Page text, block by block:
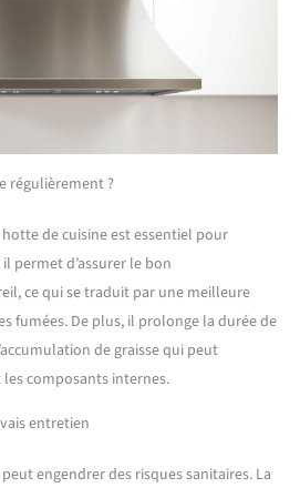
régulièrement ?
de cuisine est essentiel pour
permet d’assurer le bon
ce qui se traduit par une meilleure
fumées. De plus, il prolonge la durée de
de graisse qui peut
composants internes.
entretien
engendrer des risques sanitaires. La